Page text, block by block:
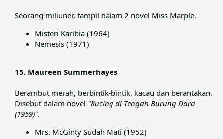
Seorang miliuner, tampil dalam 2 novel Miss Marple.​
Misteri Karibia (1964)
Nemesis (1971)
15. Maureen Summerhayes
Berambut merah, berbintik-bintik, kacau dan berantakan.
Disebut dalam novel "Kucing di Tengah Burung Dara
(1959)".​
Mrs. McGinty Sudah Mati (1952)